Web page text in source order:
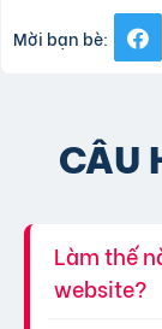
Mời bạn bè:
CÂU
Làm thế
website?